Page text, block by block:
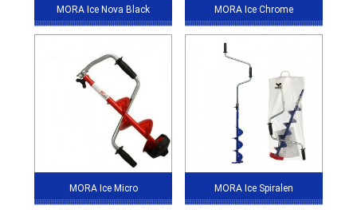
MORA Ice Nova Black MORA Ice Chrome
MORA Ice Micro MORA Ice Spiralen